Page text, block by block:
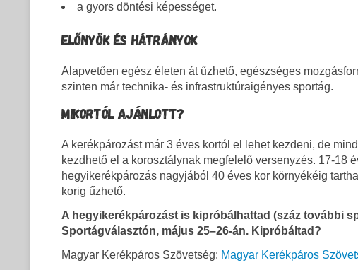
a gyors döntési képességet.
ELŐNYÖK ÉS HÁTRÁNYOK
Alapvetően egész életen át űzhető, egészséges
szinten már technika- és infrastruktúraigényes sportág.
MIKORTÓL AJÁNLOTT?
A kerékpározást már 3 éves kortól el lehet kezdeni, de
kezdhető el a korosztálynak megfelelő versenyzés. 17-18
hegyikerékpározás nagyjából 40 éves kor környékéig
korig űzhető.
A hegyikerékpározást is kipróbálhattad (száz további
Sportágválasztón, május 25–26-án. Kipróbáltad?
Magyar Kerékpáros Szövetség: Magyar Kerékpáros